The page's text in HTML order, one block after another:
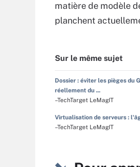
matière de modèle
planchent
Sur le même sujet
Dossier : éviter les pièges du
réellement du ...
–TechTarget LeMagIT
Virtualisation de serveurs :
–TechTarget LeMagIT